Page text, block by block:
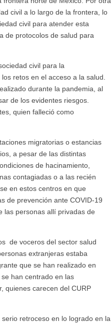
civil a lo largo de la frontera, lo
civil para atender esta
de protocolos de salud para
civil para la
retos en el acceso a la salud.
durante la pandemia, al
de los evidentes riesgos.
quien falleció como
migratorias o estancias
a pesar de las distintas
de hacinamiento,
contagiadas o a las recién
en estos centros en que
de prevención ante COVID-19
las personas allí privadas de
de voceros del sector salud
extranjeras estaba
que se han realizado en
han centrado en las
quienes carecen del CURP
retroceso en lo logrado en la